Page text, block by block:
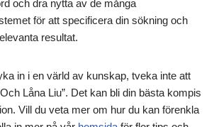
och dra nytta av de många
för att specificera din sökning och
resultat.
in i en värld av kunskap, tveka inte att
Låna Liu”. Det kan bli din bästa kompis
Vill du veta mer om hur du kan förenkla